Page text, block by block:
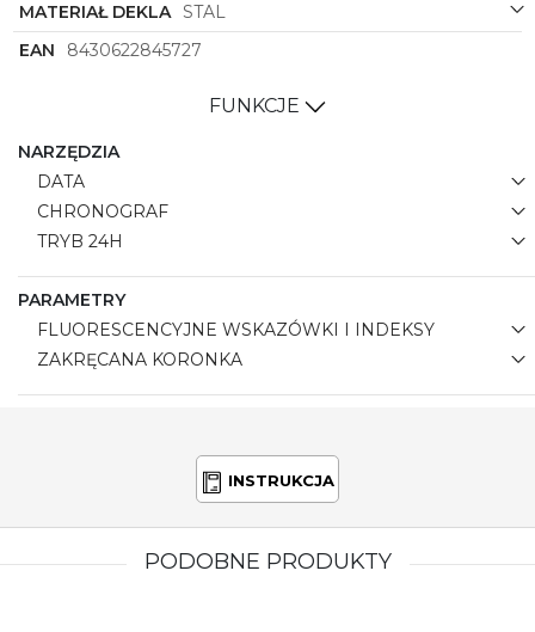
MATERIAŁ DEKLA STAL
EAN
8430622845727
FUNKCJE
NARZĘDZIA
DATA
CHRONOGRAF
TRYB 24H
PARAMETRY
FLUORESCENCYJNE WSKAZÓWKI I INDEKSY
ZAKRĘCANA KORONKA
INSTRUKCJA
PODOBNE PRODUKTY